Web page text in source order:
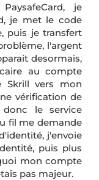
je
je met le code
puis je transfert
l'argent
desormais,
au compte
Skrill vers mon
vérification de
le service
fil me demande
j'envoie
puis plus
mon compte
pas majeur.